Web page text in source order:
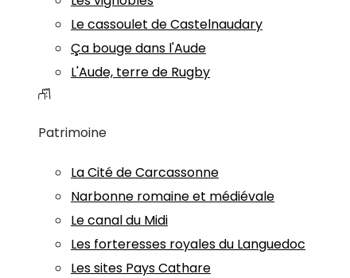
Le cassoulet de Castelnaudary
Ça bouge dans l'Aude
L'Aude, terre de Rugby
Patrimoine
La Cité de Carcassonne
Narbonne romaine et médiévale
Le canal du Midi
Les forteresses royales du Languedoc
Les sites Pays Cathare